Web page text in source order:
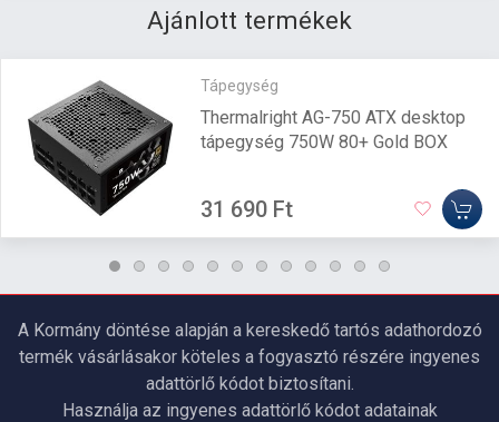
Ajánlott termékek
Tápegység
Thermalright AG-750 ATX desktop
tápegység 750W 80+ Gold BOX
31 690 Ft
A Kormány döntése alapján a kereskedő tartós adathordozó
termék vásárlásakor köteles a fogyasztó részére ingyenes
adattörlő kódot biztosítani.
Használja az ingyenes adattörlő kódot adatainak